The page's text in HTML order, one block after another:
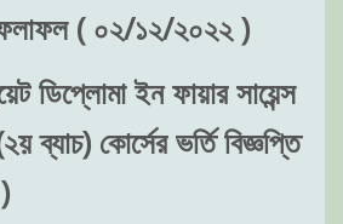
ফলাফল ( ০২/১২/২০২২ )
ডিপ্লোমা ইন ফায়ার সায়েন্স
ব্যাচ) কোর্সের ভর্তি বিজ্ঞপ্তি